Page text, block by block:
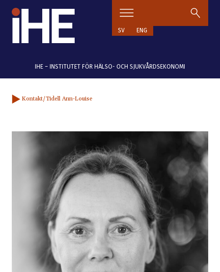
IHE – INSTITUTET FÖR HÄLSO- OCH SJUKVÅRDSEKONOMI
SV ENG
Kontakt/Tidell Ann-Louise